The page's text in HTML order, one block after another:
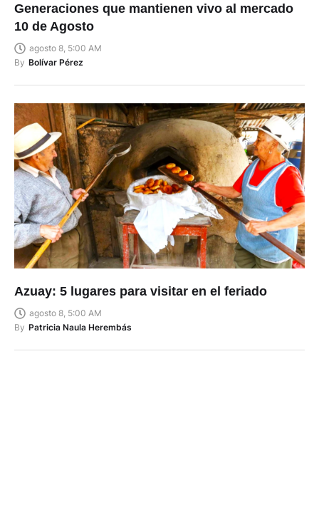
Generaciones que mantienen vivo al mercado
10 de Agosto
agosto 8, 5:00 AM
By Bolívar Pérez
Azuay: 5 lugares para visitar en el feriado
agosto 8, 5:00 AM
By Patricia Naula Herembás